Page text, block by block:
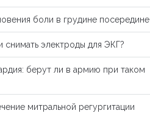
боли в грудине посередине
снимать электроды для ЭКГ?
берут ли в армию при таком
митральной регургитации